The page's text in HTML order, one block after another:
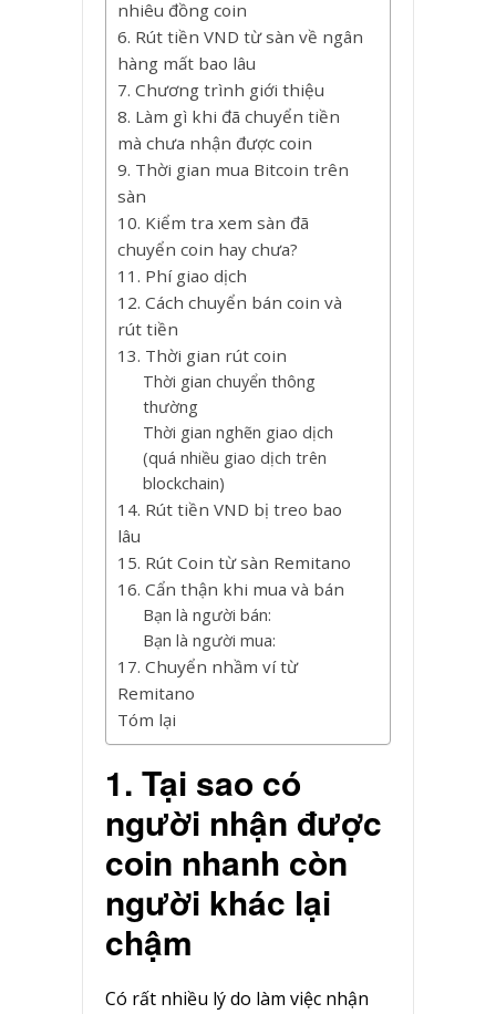
nhiêu đồng coin
6. Rút tiền VND từ sàn về ngân
hàng mất bao lâu
7. Chương trình giới thiệu
8. Làm gì khi đã chuyển tiền
mà chưa nhận được coin
9. Thời gian mua Bitcoin trên
sàn
10. Kiểm tra xem sàn đã
chuyển coin hay chưa?
11. Phí giao dịch
12. Cách chuyển bán coin và
rút tiền
13. Thời gian rút coin
Thời gian chuyển thông
thường
Thời gian nghẽn giao dịch
(quá nhiều giao dịch trên
blockchain)
14. Rút tiền VND bị treo bao
lâu
15. Rút Coin từ sàn Remitano
16. Cẩn thận khi mua và bán
Bạn là người bán:
Bạn là người mua:
17. Chuyển nhầm ví từ
Remitano
Tóm lại
1. Tại sao có
người nhận được
coin nhanh còn
người khác lại
chậm
Có rất nhiều lý do làm việc nhận